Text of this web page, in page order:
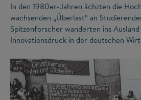
In den 1980er-Jahren ächzten die
wachsenden „Überlast“ an
Spitzenforscher wanderten ins
Innovationsdruck in der deutschen